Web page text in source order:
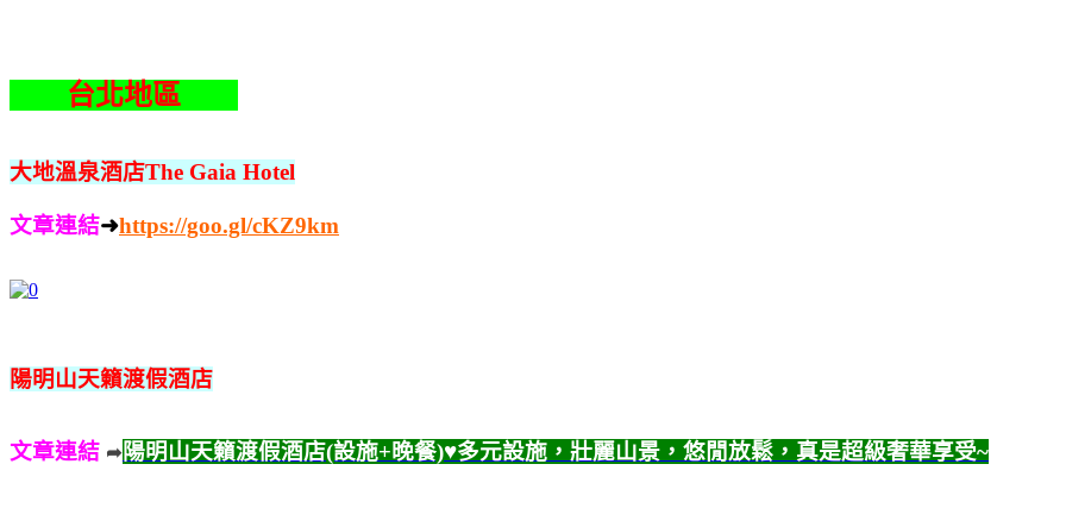
台北地區
大地溫泉酒店The Gaia Hotel
文章連結➜https://goo.gl/cKZ9km
陽明山天籟渡假酒店
文章連結 ➦陽明山天籟渡假酒店(設施+晚餐)♥多元設施，壯麗山景，悠閒放鬆，真是超級奢華享受~